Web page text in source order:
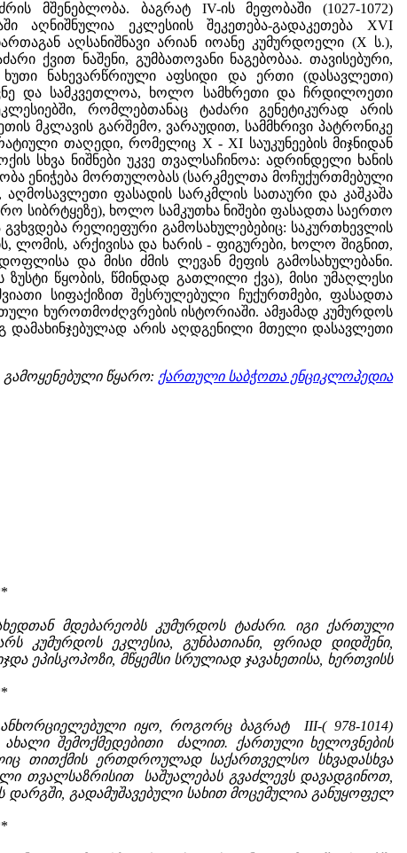
მშენებლობა. ბაგრატ IV-ის მეფობაში (1027-1072)
აღნიშნულია ეკლესიის შეკეთება-გადაკეთება XVI
აღსანიშნავი არიან იოანე კუმურდოელი (X ს.),
ქვით ნაშენი, გუმბათოვანი ნაგებობაა. თავისებური,
ხუთი ნახევარწრიული აფსიდი და ერთი (დასავლეთი)
და სამკვეთლოა, ხოლო სამხრეთი და ჩრდილოეთი
რომლებთანაც ტაძარი გენეტიკურად არის
მკლავის გარშემო, ვარაუდით, სამმხრივი პატრონიკე
თაღედი, რომელიც X - XI საუკუნეების მიჯნიდან
სხვა ნიშნები უკვე თვალსაჩინოა: ადრინდელი ხანის
ენიჭება მორთულობას (სარკმელთა მოჩუქურთმებული
ფასადის სარკმლის სათაური და კაშკაშა
სიბრტყეზე), ხოლო სამკუთხა ნიშები ფასადთა საერთო
რელიეფური გამოსახულებებიც: საკურთხევლის
ლომის, არქივისა და ხარის - ფიგურები, ხოლო შიგნით,
და მისი ძმის ლევან მეფის გამოსახულებანი.
ზუსტი წყობის, წმინდად გათლილი ქვა), მისი უმაღლესი
სიფაქიზით შესრულებული ჩუქურთმები, ფასადთა
ხუროთმოძღვრების ისტორიაში. ამჟამად კუმურდოს
დამახინჯებულად არის აღდგენილი მთელი დასავლეთი
გამოყენებული წყარო: ქართული საბჭოთა ენციკლოპედია
მდებარეობს კუმურდოს ტაძარი. იგი ქართული
კუმურდოს ეკლესია, გუნბათიანი, ფრიად დიდშენი,
ეპისკოპოზი, მწყემსი სრულიად ჯავახეთისა, ხერთვისს
იყო, როგორც ბაგრატ III-( 978-1014)
შემოქმედებითი ძალით. ქართული ხელოვნების
თითქმის ერთდროულად საქართველსო სხვადასხვა
თვალსაზრისით საშუალებას გვაძლევს დავადგინოთ,
გადამუშავებული სახით მოცემულია განუყოფელ